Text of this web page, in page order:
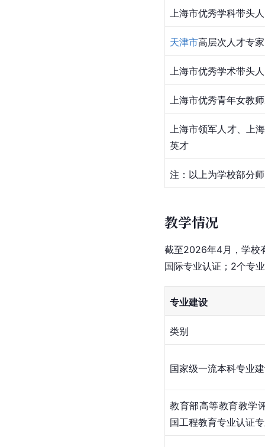
上海市优秀学科带头人
天津市高层次人才专家
上海市优秀学术带头
上海市优秀青年女教
上海市领军人才、上
英才
注：以上为学校部分
教学情况
截至2026年4月，学校
国际专业认证；2个专
专业建设
类别
国家级一流本科专业
教育部高等教育教学
国工程教育专业认证